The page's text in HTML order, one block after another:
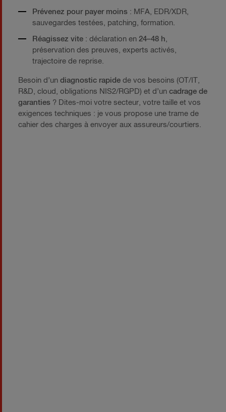
Prévenez pour payer moins : MFA, EDR/XDR,
sauvegardes testées, patching, formation.
Réagissez vite : déclaration en 24–48 h
préservation des preuves, experts activés,
trajectoire de reprise.
Besoin d’un diagnostic rapide de vos besoins (OT/IT,
R&D, cloud, obligations NIS2/RGPD) et d’un cadrage de
garanties ? Dites-moi votre secteur, votre taille et vos
exigences techniques : je vous propose une trame de
cahier des charges à envoyer aux assureurs/courtiers.